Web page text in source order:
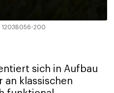
1203B056-200
sich in Aufbau
an klassischen